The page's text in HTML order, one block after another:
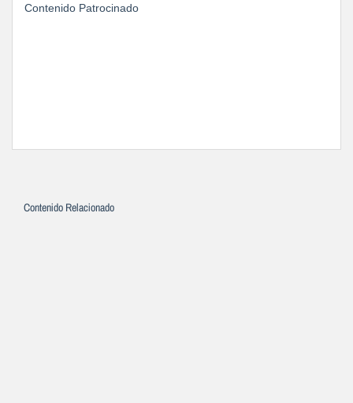
Contenido Patrocinado
Contenido Relacionado